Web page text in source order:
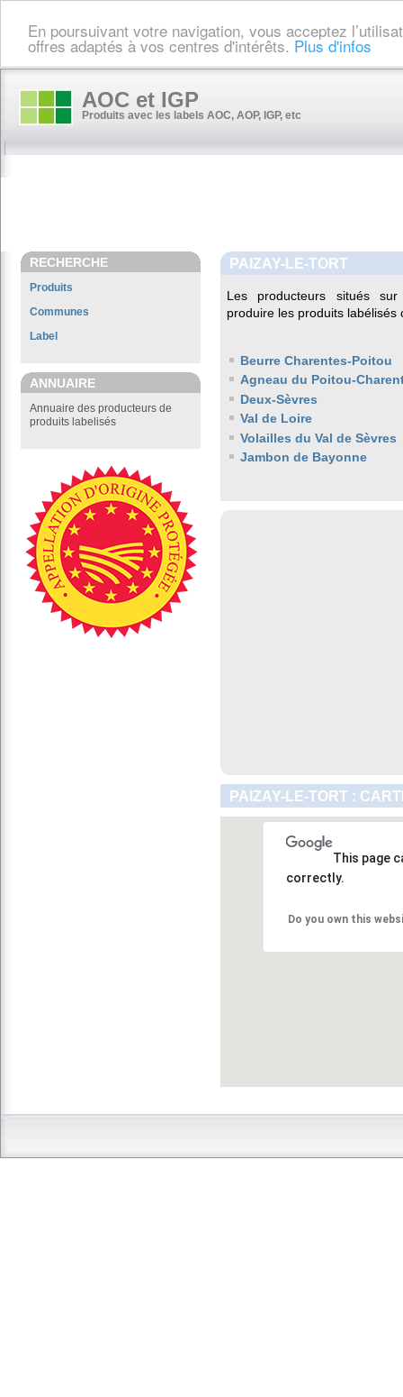
En poursuivant votre navigation, vous acceptez
offres adaptés à vos centres d'intérêts. Plus d'infos
AOC et IGP
Produits avec les labels AOC, AOP, IGP, etc
RECHERCHE
Produits
Communes
Label
ANNUAIRE
Annuaire des producteurs de
produits labelisés
PAIZAY-LE-TORT
Les producteurs situés
produire les produits labélisés
Beurre Charentes-Poitou
Agneau du Poitou-
Deux-Sèvres
Val de Loire
Volailles du Val de Sèvres
Jambon de Bayonne
PAIZAY-LE-TORT :
This page
correctly.
Do you own this